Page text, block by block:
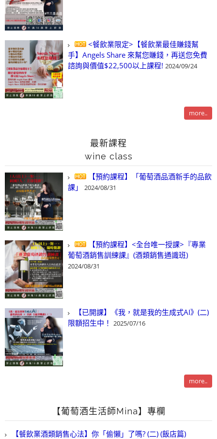
<餐飲業限定>【餐飲業最佳賺錢幫
手】Angels Share 來幫您賺錢，再送您免費
諮詢與價值$22,500以上課程! 2024/09/24
more..
最新課程
wine class
【預約課程】「葡萄酒品酒新手的品飲
課」
2024/08/31
【預約課程】<全台唯一授課>『專業
葡萄酒銷售訓練課』(酒類銷售通識班)
2024/08/31
【已開課】《我，就是我的生成式AI》(二)
限額招生中！ 2025/07/16
more..
【葡萄酒生活師Mina】專欄
【餐飲業酒類銷售心法】你「偷懶」了嗎? (二) (飯店篇)